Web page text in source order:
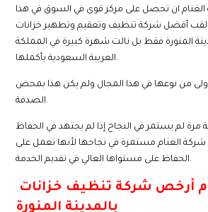
ان تحصل على مركز قوى في السوق في هذا
أفضل شركة تنظيف وتعقيم وتطهير خزانات
المنورة فقط بل نالت شهرة كبيرة في المملكة
العربية السعودية بأكملها.
من نوعها في هذا المجال ولم يكن هذا بمحض
الصدفة.
مرة لم يستمر في النجاح إذا لم يجتهد في الحفاظ
شركة الغنام مستمرة في نجاحها لأنها تعمل على
الحفاظ على مستواها العالي في تقديم الخدمة.
بالمدينة المنورة